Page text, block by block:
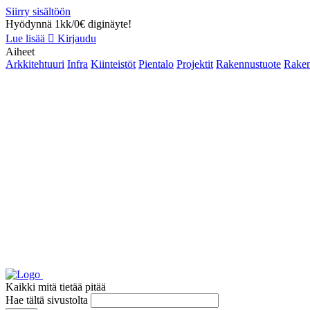
Siirry sisältöön
Hyödynnä 1kk/0€ diginäyte!
Lue lisää
Kirjaudu
Aiheet
Arkkitehtuuri Infra Kiinteistöt Pientalo Projektit Rakennustuote
Kaikki mitä tietää pitää
Hae tältä sivustolta